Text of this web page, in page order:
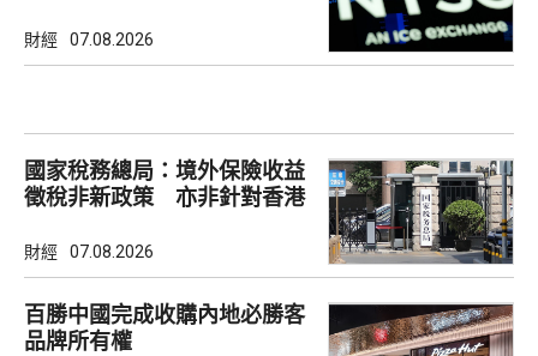
財經 07.08.2026
國家稅務總局：境外保險收益
徵稅非新政策 亦非針對香港
財經 07.08.2026
百勝中國完成收購內地必勝客
品牌所有權